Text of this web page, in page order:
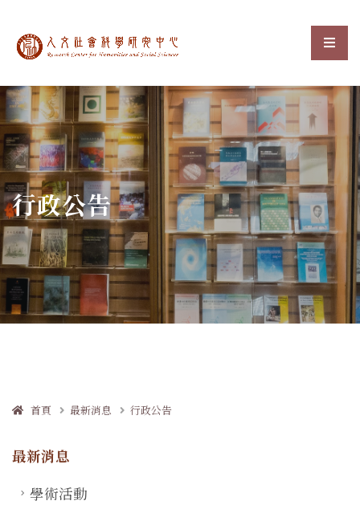
中央研究院人文社會科選
:::
行政公告
首頁 最新消息 行政公告
最新消息
學術活動